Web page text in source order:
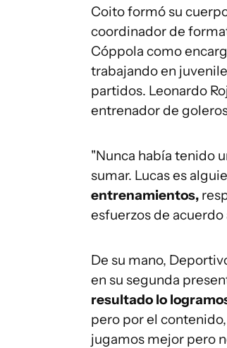
Coito formó su
coordinador de
Cóppola como
trabajando en
partidos. Leonardo
entrenador de
"Nunca había tenido
sumar. Lucas es
entrenamientos,
esfuerzos de
De su mano,
en su segunda
resultado lo
pero por el
jugamos mejor pero